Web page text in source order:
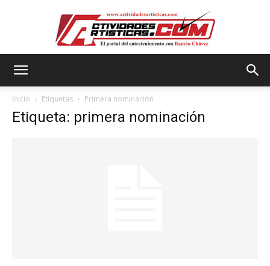
Inicio Etiquetas Primera nominación
Etiqueta: primera nominación